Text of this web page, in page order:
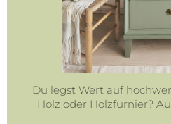
Du legst Wert auf
Holz oder Holzfurnier?